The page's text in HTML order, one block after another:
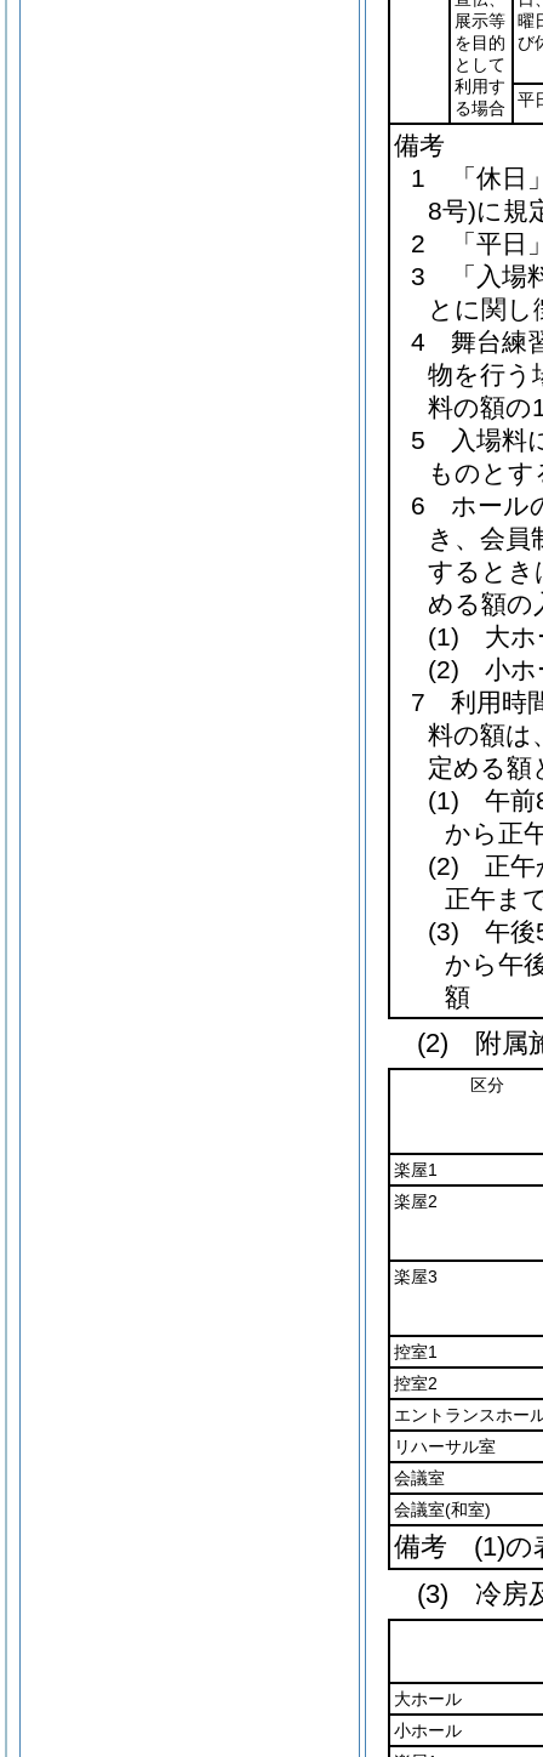
展示等
を目的
として
利用す
る場合
曜
び
平
備考
1 「休日
8号)に規
2 「平日
3 「入場
とに関し
4 舞台練
物を行う
料の額の
5 入場料
ものとす
6 ホール
き、会員
するとき
める額の
(1) 大ホ
(2) 小ホ
7 利用時
料の額は
定める額
(1) 午前
から正
(2) 正午
正午ま
(3) 午後
から午
額
(2) 附属
区分
楽屋1
楽屋2
楽屋3
控室1
控室2
エントランスホー
リハーサル室
会議室
会議室(和室)
備考 (1)の
(3) 冷房
大ホール
小ホール